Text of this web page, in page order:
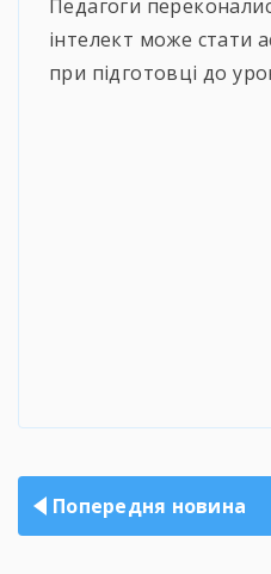
Педагоги
інтелект може стати
при підготовці до
Навігація
записів
Попередня новина